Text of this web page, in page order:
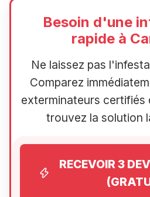
Besoin d'une
rapide à
Ne laissez pas
Comparez
exterminateurs certifiés
trouvez la solution
RECEVOIR 3